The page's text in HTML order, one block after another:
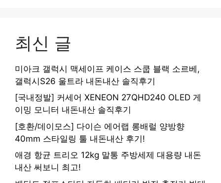
최신 글
미아크 갤럭시 맥세이프 케이스 스쿱 블랙 소르베,
갤럭시S26 울트라 내돈내산 솔직후기
[국내정발] 커세어 XENEON 27QHD240 OLED 게
이밍 모니터 내돈내산 솔직후기
[호환/데이모스] 다이슨 에어랩 롱배럴 양방향
40mm 스타일링 툴 내돈내산 후기!
애경 항균 트리오 12kg 말통 주방세제 대용량 내돈
내산 써보니 최고!